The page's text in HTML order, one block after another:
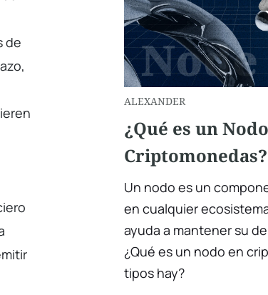
de
ALEXANDER
¿Qué es un
Criptomonedas?
Un nodo es un
en cualquier
ayuda a mantener su
¿Qué es un nodo en
tipos hay?